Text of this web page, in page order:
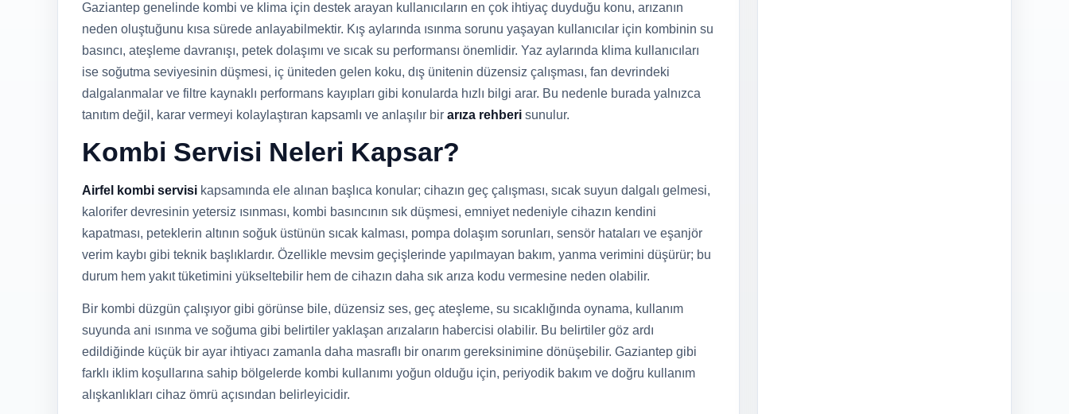
Gaziantep genelinde kombi ve klima için destek arayan kullanıcıların en çok ihtiyaç duyduğu konu, arızanın
neden oluştuğunu kısa sürede anlayabilmektir. Kış aylarında ısınma sorunu yaşayan kullanıcılar için kombinin su
basıncı, ateşleme davranışı, petek dolaşımı ve sıcak su performansı önemlidir. Yaz aylarında klima kullanıcıları
ise soğutma seviyesinin düşmesi, iç üniteden gelen koku, dış ünitenin düzensiz çalışması, fan devrindeki
dalgalanmalar ve filtre kaynaklı performans kayıpları gibi konularda hızlı bilgi arar. Bu nedenle burada yalnızca
tanıtım değil, karar vermeyi kolaylaştıran kapsamlı ve anlaşılır bir arıza rehberi sunulur.
Kombi Servisi Neleri Kapsar?
Airfel kombi servisi kapsamında ele alınan başlıca konular; cihazın geç çalışması, sıcak suyun dalgalı gelmesi,
kalorifer devresinin yetersiz ısınması, kombi basıncının sık düşmesi, emniyet nedeniyle cihazın kendini
kapatması, peteklerin altının soğuk üstünün sıcak kalması, pompa dolaşım sorunları, sensör hataları ve eşanjör
verim kaybı gibi teknik başlıklardır. Özellikle mevsim geçişlerinde yapılmayan bakım, yanma verimini düşürür; bu
durum hem yakıt tüketimini yükseltebilir hem de cihazın daha sık arıza kodu vermesine neden olabilir.
Bir kombi düzgün çalışıyor gibi görünse bile, düzensiz ses, geç ateşleme, su sıcaklığında oynama, kullanım
suyunda ani ısınma ve soğuma gibi belirtiler yaklaşan arızaların habercisi olabilir. Bu belirtiler göz ardı
edildiğinde küçük bir ayar ihtiyacı zamanla daha masraflı bir onarım gereksinimine dönüşebilir. Gaziantep gibi
farklı iklim koşullarına sahip bölgelerde kombi kullanımı yoğun olduğu için, periyodik bakım ve doğru kullanım
alışkanlıkları cihaz ömrü açısından belirleyicidir.